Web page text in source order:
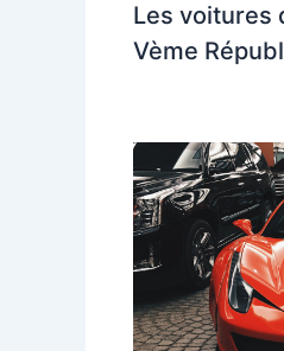
Les voitures
Vème